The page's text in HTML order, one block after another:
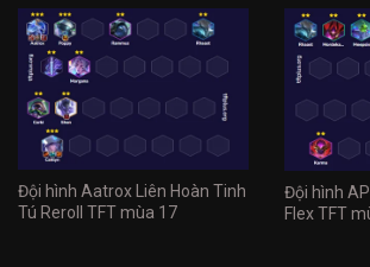
Đội hình Aatrox Liên Hoàn Tinh
Tú Reroll TFT mùa 17
Đội hình
Flex TFT